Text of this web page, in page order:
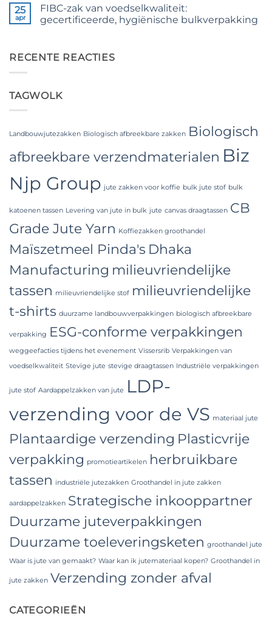
for
Weaving,
Packaging
op
The
Ultimate
PP
Woven
from
Supplier
Bangladesh
25
apr
FIBC-zak van voedselkwaliteit:
gecertificeerde, hygiënische bulkverpakking
Food
Grade
High-
RECENTE REACTIES
TAGWOLK
Landbouwjutezakken Biologisch afbreekbare zakken Biologisch
afbreekbare verzendmaterialen Biz
Njp Group jute zakken voor koffie bulk jute stof bulk
katoenen tassen Levering van jute in bulk jute canvas draagtassen CB
Grade Jute Yarn Koffiezakken groothandel
Maïszetmeel Pinda's Dhaka
Manufacturing milieuvriendelijke
tassen milieuvriendelijke stof milieuvriendelijke
t-shirts duurzame landbouwverpakkingen biologisch afbreekbare
verpakking ESG-conforme verpakkingen
weggeefacties tijdens het evenement Vissersrib Verpakkingen van
voedselkwaliteit Stevige jute stevige draagtassen Industriële verpakkingen
jute stof Aardappelzakken van jute
LDP-
verzending voor de VS materiaal jute
Plantaardige verzending Plasticvrije
verpakking promotieartikelen herbruikbare
tassen industriële jutezakken Groothandel in jute zakken
aardappelzakken Strategische inkooppartner
Duurzame juteverpakkingen
Duurzame toeleveringsketen groothandel jute
Waar is jute van gemaakt? Waar kan ik jutemateriaal kopen? Groothandel in
jute zakken Verzending zonder afval
CATEGORIEËN